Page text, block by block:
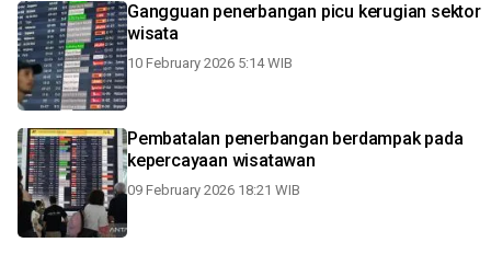
Gangguan penerbangan picu kerugian sektor
wisata
10 February 2026 5:14 WIB
Pembatalan penerbangan berdampak pada
kepercayaan wisatawan
09 February 2026 18:21 WIB